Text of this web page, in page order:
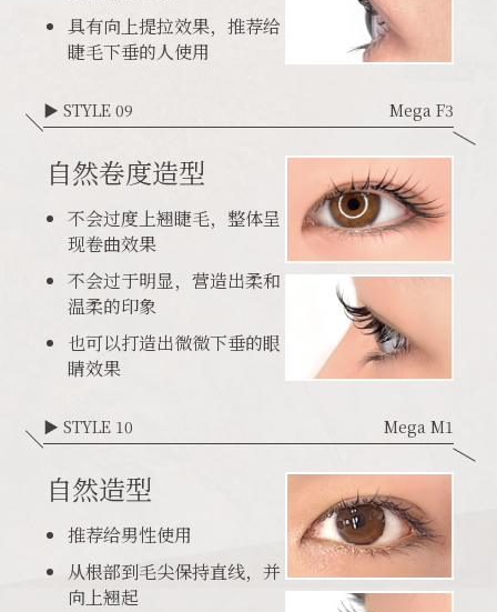
具有向上提拉效果，推荐给
睫毛下垂的人使用
▶ STYLE 09 Mega F3
自然卷度造型
不会过度上翘睫毛，整体呈
现卷曲效果
不会过于明显，营造出柔和
温柔的印象
也可以打造出微微下垂的眼
睛效果
▶ STYLE 10 Mega M1
自然造型
推荐给男性使用
从根部到毛尖保持直线，并
向上翘起